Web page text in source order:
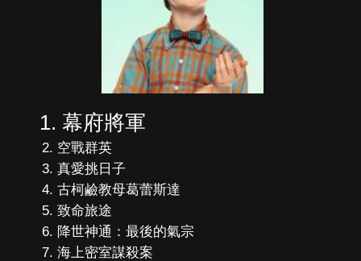
幕府將軍
空戰群英
真愛挑日子
古柯鹼教母葛蕾斯達
致命旅途
降世神通：最後的氣宗
海上密室謀殺案